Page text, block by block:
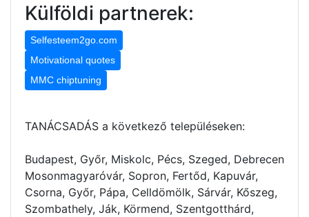
Külföldi partnerek:
Selfesteem2go.com
Motivational quotes
MMC chiptuning
TANÁCSADÁS a következő településeken:
Budapest, Győr, Miskolc, Pécs, Szeged, Debrecen
Mosonmagyaróvár, Sopron, Fertőd, Kapuvár,
Csorna, Győr, Pápa, Celldömölk, Sárvár, Kőszeg,
Szombathely, Ják, Körmend, Szentgotthárd,